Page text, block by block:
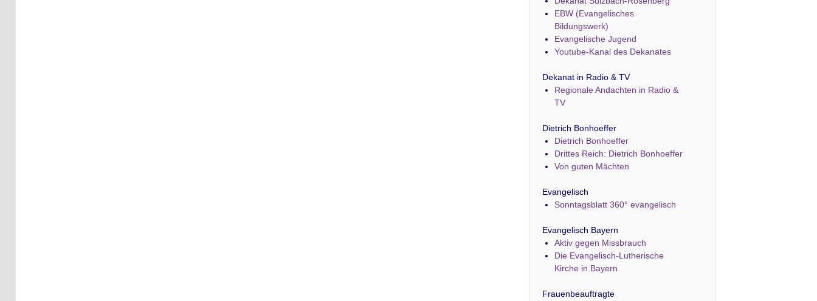
EBW (Evangelisches
Bildungswerk)
Evangelische Jugend
Youtube-Kanal des Dekanates
Dekanat in Radio & TV
Regionale Andachten in Radio &
TV
Dietrich Bonhoeffer
Dietrich Bonhoeffer
Drittes Reich: Dietrich Bonhoeffer
Von guten Mächten
Evangelisch
Sonntagsblatt 360° evangelisch
Evangelisch Bayern
Aktiv gegen Missbrauch
Die Evangelisch-Lutherische
Kirche in Bayern
Frauenbeauftragte